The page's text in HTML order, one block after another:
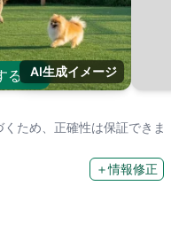
る AI生成イメージ
ため、正確性は保証できま
＋情報修正